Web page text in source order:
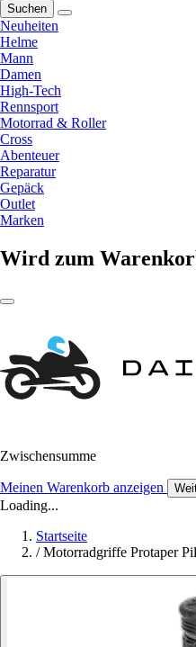
Suchen
Neuheiten
Helme
Mann
Damen
High-Tech
Rennsport
Motorrad & Roller
Cross
Abenteuer
Reparatur
Gepäck
Outlet
Marken
Wird zum
Zwischensumme
Meinen Warenkorb anzeigen
Loading...
Startseite
/ Motorradgriffe Protaper